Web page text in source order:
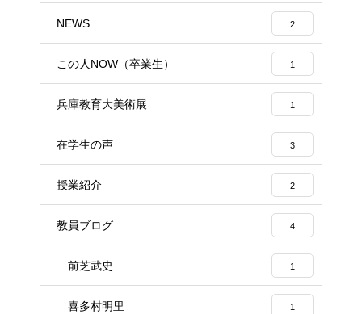
NEWS 2
この人NOW（卒業生） 1
兵庫教育大美術展 1
在学生の声 3
授業紹介 2
教員ブログ 4
前芝武史 1
喜多村明里 1